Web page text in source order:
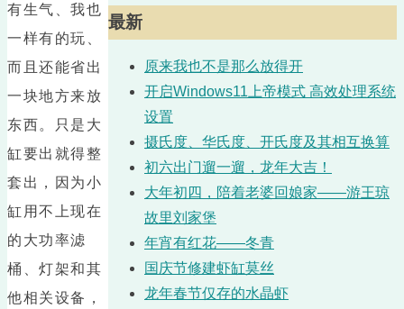
有生气、我也
一样有的玩、
而且还能省出
一块地方来放
东西。只是大
缸要出就得整
套出，因为小
缸用不上现在
的大功率滤
桶、灯架和其
他相关设备，
最新
原来我也不是那么放得开
开启Windows11上帝模式 高效处理系统
设置
摄氏度、华氏度、开氏度及其相互换算
初六出门遛一遛，龙年大吉！
大年初四，陪着老婆回娘家——游王琼
故里刘家堡
年宵有红花——冬青
国庆节修建虾缸莫丝
龙年春节仅存的水晶虾